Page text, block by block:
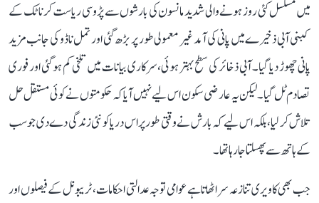
میں مسلسل کئی روز ہونے والی شدید مانسون کی بارشوں سے پڑوسی ریاست کرناٹک کے
کبنی آبی ذخیرے میں پانی کی آمد غیر معمولی طور پر بڑھ گئی اور تمل ناڈو کی جانب مزید
پانی چھوڑ دیا گیا۔ آبی ذخائر کی سطح بہتر ہوئی، سرکاری بیانات میں تلخی کم ہو گئی اور فوری
تصادم ٹل گیا۔ لیکن یہ عارضی سکون اس لیے نہیں آیا کہ حکومتوں نے کوئی مستقل حل
تلاش کر لیا، بلکہ اس لیے کہ بارش نے وقتی طور پر اس دریا کو نئی زندگی دے دی جو سب
کے ہاتھ سے پھسلتا جا رہا تھا۔
جب بھی کاویری تنازعہ سر اٹھاتا ہے عوامی توجہ عدالتی احکامات، ٹریبونل کے فیصلوں اور